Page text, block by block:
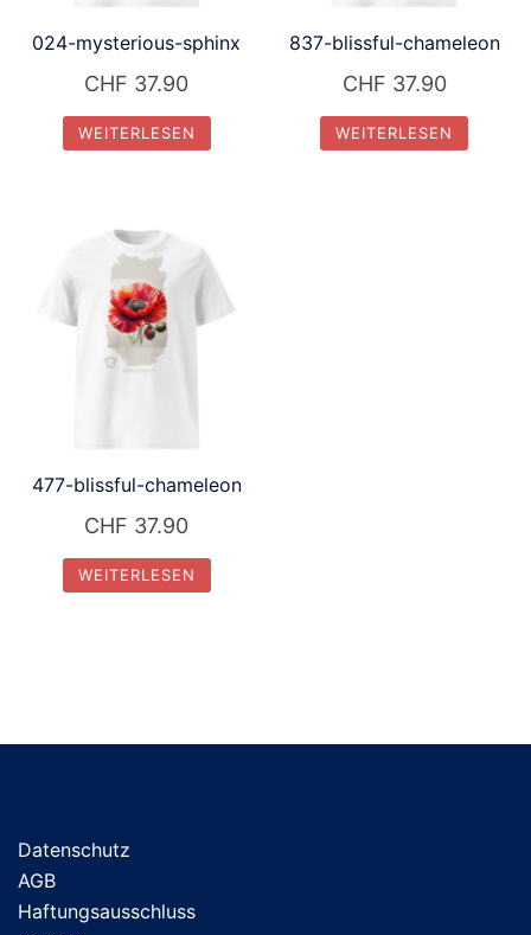
024-mysterious-sphinx
CHF 37.90
WEITERLESEN
837-blissful-chameleon
CHF 37.90
WEITERLESEN
477-blissful-chameleon
CHF 37.90
WEITERLESEN
Datenschutz
AGB
Haftungsausschluss